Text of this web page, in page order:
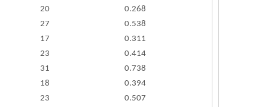
20
0.268
27
0.538
17
0.311
23
0.414
31
0.738
18
0.394
23
0.507